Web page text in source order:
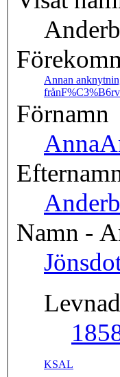
Annan
från
Förnamn
Anna
Namn -
KSAL